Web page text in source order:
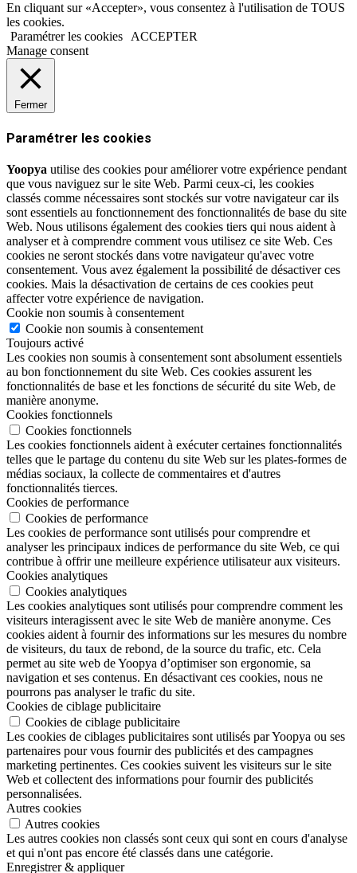
En cliquant sur «Accepter», vous consentez à l'utilisation de TOUS
les cookies.
Paramétrer les cookies
ACCEPTER
Manage consent
Fermer
Paramétrer les cookies
Yoopya utilise des cookies pour améliorer votre expérience pendant
que vous naviguez sur le site Web. Parmi ceux-ci, les cookies
classés comme nécessaires sont stockés sur votre navigateur car ils
sont essentiels au fonctionnement des fonctionnalités de base du site
Web. Nous utilisons également des cookies tiers qui nous aident à
analyser et à comprendre comment vous utilisez ce site Web. Ces
cookies ne seront stockés dans votre navigateur qu'avec votre
consentement. Vous avez également la possibilité de désactiver ces
cookies. Mais la désactivation de certains de ces cookies peut
affecter votre expérience de navigation.
Cookie non soumis à consentement
Cookie non soumis à consentement
Toujours activé
Les cookies non soumis à consentement sont absolument essentiels
au bon fonctionnement du site Web. Ces cookies assurent les
fonctionnalités de base et les fonctions de sécurité du site Web, de
manière anonyme.
Cookies fonctionnels
Cookies fonctionnels
Les cookies fonctionnels aident à exécuter certaines fonctionnalités
telles que le partage du contenu du site Web sur les plates-formes de
médias sociaux, la collecte de commentaires et d'autres
fonctionnalités tierces.
Cookies de performance
Cookies de performance
Les cookies de performance sont utilisés pour comprendre et
analyser les principaux indices de performance du site Web, ce qui
contribue à offrir une meilleure expérience utilisateur aux visiteurs.
Cookies analytiques
Cookies analytiques
Les cookies analytiques sont utilisés pour comprendre comment les
visiteurs interagissent avec le site Web de manière anonyme. Ces
cookies aident à fournir des informations sur les mesures du nombre
de visiteurs, du taux de rebond, de la source du trafic, etc. Cela
permet au site web de Yoopya d’optimiser son ergonomie, sa
navigation et ses contenus. En désactivant ces cookies, nous ne
pourrons pas analyser le trafic du site.
Cookies de ciblage publicitaire
Cookies de ciblage publicitaire
Les cookies de ciblages publicitaires sont utilisés par Yoopya ou ses
partenaires pour vous fournir des publicités et des campagnes
marketing pertinentes. Ces cookies suivent les visiteurs sur le site
Web et collectent des informations pour fournir des publicités
personnalisées.
Autres cookies
Autres cookies
Les autres cookies non classés sont ceux qui sont en cours d'analyse
et qui n'ont pas encore été classés dans une catégorie.
Enregistrer & appliquer